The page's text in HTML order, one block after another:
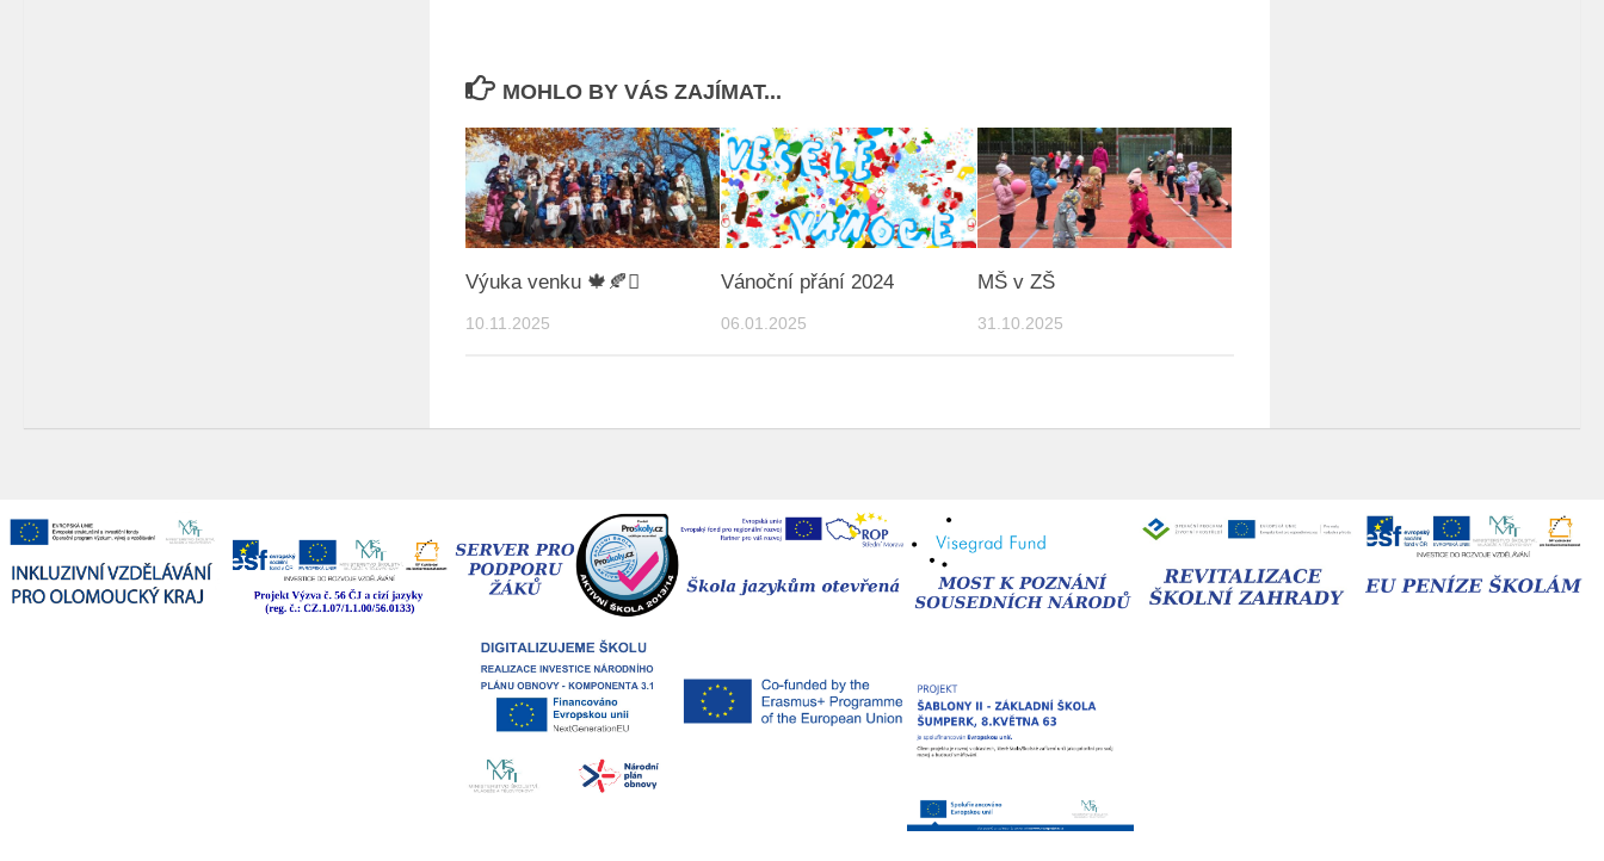
MOHLO BY VÁS ZAJÍMAT...
Výuka venku 🍁🍂🪾
10.11.2025
Vánoční přání 2024
06.01.2025
MŠ v ZŠ
31.10.2025